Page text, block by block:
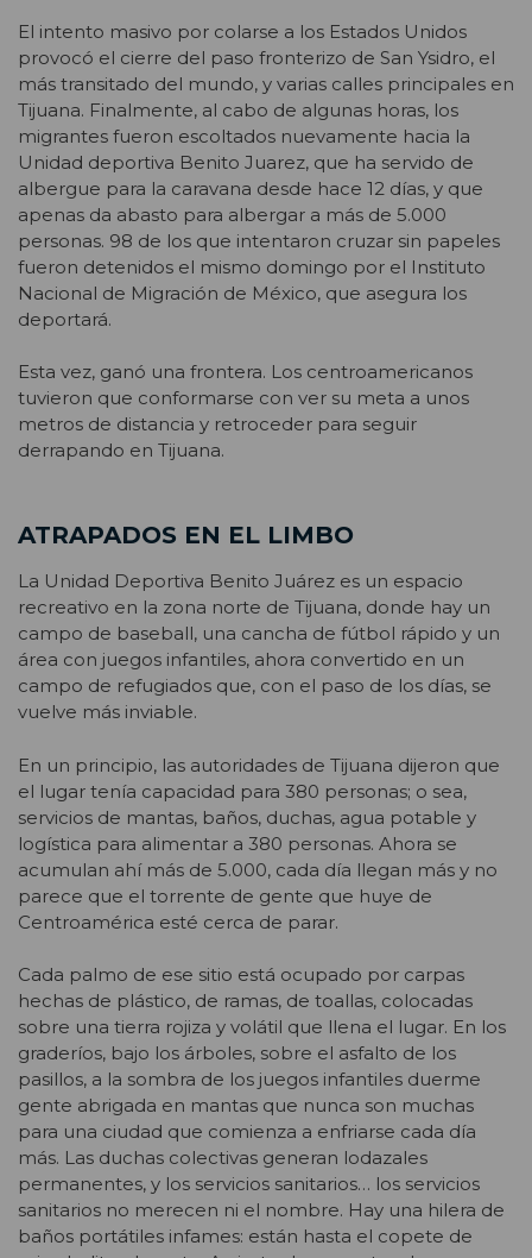
El intento masivo por colarse a los Estados Unidos
provocó el cierre del paso fronterizo de San Ysidro, el
más transitado del mundo, y varias calles principales en
Tijuana. Finalmente, al cabo de algunas horas, los
migrantes fueron escoltados nuevamente hacia la
Unidad deportiva Benito Juarez, que ha servido de
albergue para la caravana desde hace 12 días, y que
apenas da abasto para albergar a más de 5.000
personas. 98 de los que intentaron cruzar sin papeles
fueron detenidos el mismo domingo por el Instituto
Nacional de Migración de México, que asegura los
deportará.
Esta vez, ganó una frontera. Los centroamericanos
tuvieron que conformarse con ver su meta a unos
metros de distancia y retroceder para seguir
derrapando en Tijuana.
ATRAPADOS EN EL LIMBO
La Unidad Deportiva Benito Juárez es un espacio
recreativo en la zona norte de Tijuana, donde hay un
campo de baseball, una cancha de fútbol rápido y un
área con juegos infantiles, ahora convertido en un
campo de refugiados que, con el paso de los días, se
vuelve más inviable.
En un principio, las autoridades de Tijuana dijeron que
el lugar tenía capacidad para 380 personas; o sea,
servicios de mantas, baños, duchas, agua potable y
logística para alimentar a 380 personas. Ahora se
acumulan ahí más de 5.000, cada día llegan más y no
parece que el torrente de gente que huye de
Centroamérica esté cerca de parar.
Cada palmo de ese sitio está ocupado por carpas
hechas de plástico, de ramas, de toallas, colocadas
sobre una tierra rojiza y volátil que llena el lugar. En los
graderíos, bajo los árboles, sobre el asfalto de los
pasillos, a la sombra de los juegos infantiles duerme
gente abrigada en mantas que nunca son muchas
para una ciudad que comienza a enfriarse cada día
más. Las duchas colectivas generan lodazales
permanentes, y los servicios sanitarios… los servicios
sanitarios no merecen ni el nombre. Hay una hilera de
baños portátiles infames: están hasta el copete de